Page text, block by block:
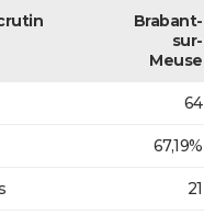
Brabant-
sur-
Meuse
64
67,19%
21